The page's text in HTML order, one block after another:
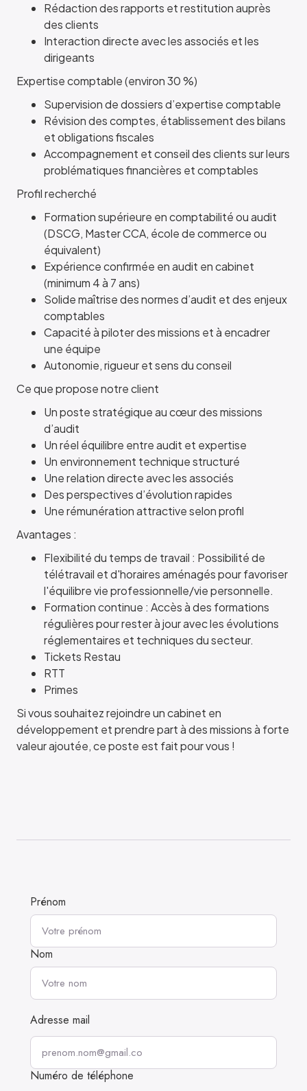
Rédaction des rapports et restitution auprès
des clients
Interaction directe avec les associés et les
dirigeants
Expertise comptable (environ 30 %)
Supervision de dossiers d’expertise comptable
Révision des comptes, établissement des bilans
et obligations fiscales
Accompagnement et conseil des clients sur leurs
problématiques financières et comptables
Profil recherché
Formation supérieure en comptabilité ou audit
(DSCG, Master CCA, école de commerce ou
équivalent)
Expérience confirmée en audit en cabinet
(minimum 4 à 7 ans)
Solide maîtrise des normes d’audit et des enjeux
comptables
Capacité à piloter des missions et à encadrer
une équipe
Autonomie, rigueur et sens du conseil
Ce que propose notre client
Un poste stratégique au cœur des missions
d’audit
Un réel équilibre entre audit et expertise
Un environnement technique structuré
Une relation directe avec les associés
Des perspectives d’évolution rapides
Une rémunération attractive selon profil
Avantages :
Flexibilité du temps de travail : Possibilité de
télétravail et d'horaires aménagés pour favoriser
l'équilibre vie professionnelle/vie personnelle. ​
Formation continue : Accès à des formations
régulières pour rester à jour avec les évolutions
réglementaires et techniques du secteur. ​
Tickets Restau
RTT
Primes
Si vous souhaitez rejoindre un cabinet en
développement et prendre part à des missions à forte
valeur ajoutée, ce poste est fait pour vous !
Prénom
Nom
Adresse mail
Numéro de téléphone